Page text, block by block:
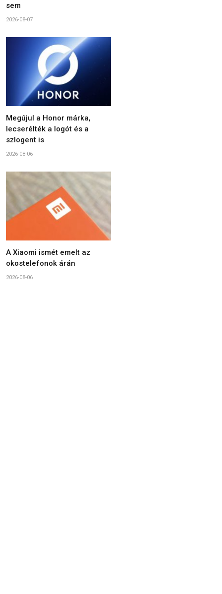
sem
2026-08-07
Megújul a Honor márka,
lecserélték a logót és a
szlogent is
2026-08-06
A Xiaomi ismét emelt az
okostelefonok árán
2026-08-06